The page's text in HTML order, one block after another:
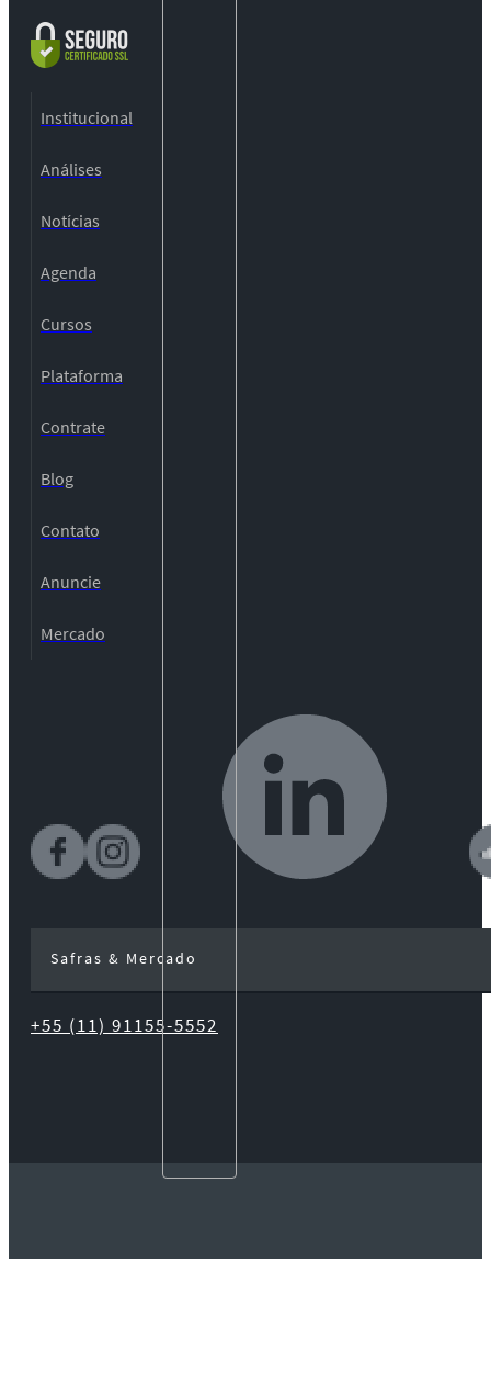
Institucional
Análises
Notícias
Agenda
Cursos
Plataforma
Contrate
Blog
Contato
Anuncie
Mercado
Safras & Mercado
+55 (11) 91155-5552